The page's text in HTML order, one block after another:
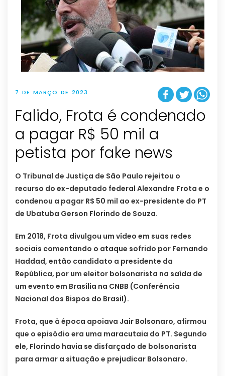
7 DE MARÇO DE 2023
Falido, Frota é condenado
a pagar R$ 50 mil a
petista por fake news
O Tribunal de Justiça de São Paulo rejeitou o
recurso do ex-deputado federal Alexandre Frota e o
condenou a pagar R$ 50 mil ao ex-presidente do PT
de Ubatuba Gerson Florindo de Souza.
Em 2018, Frota divulgou um vídeo em suas redes
sociais comentando o ataque sofrido por Fernando
Haddad, então candidato a presidente da
República, por um eleitor bolsonarista na saída de
um evento em Brasília na CNBB (Conferência
Nacional dos Bispos do Brasil).
Frota, que à época apoiava Jair Bolsonaro, afirmou
que o episódio era uma maracutaia do PT. Segundo
ele, Florindo havia se disfarçado de bolsonarista
para armar a situação e prejudicar Bolsonaro.